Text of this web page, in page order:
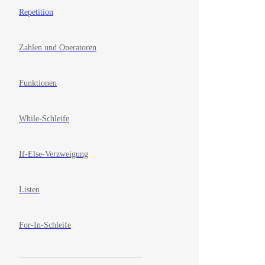
Repetition
Zahlen und Operatoren
Funktionen
While-Schleife
If-Else-Verzweigung
Listen
For-In-Schleife